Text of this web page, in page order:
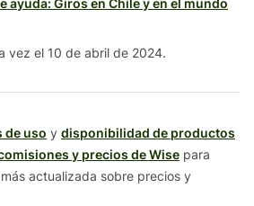
vez el 10 de abril de 2024.
de uso y disponibilidad de productos
y precios de Wise para
actualizada sobre precios y